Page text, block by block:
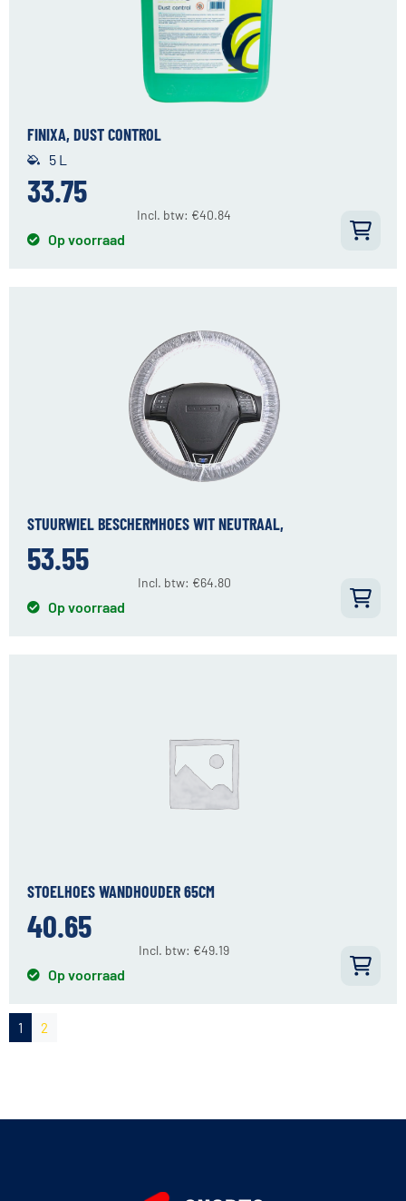
FINIXA, DUST CONTROL
5 L
33.75
Incl. btw: €40.84
Op voorraad
STUURWIEL BESCHERMHOES WIT NEUTRAAL,
53.55
Incl. btw: €64.80
Op voorraad
STOELHOES WANDHOUDER 65CM
40.65
Incl. btw: €49.19
Op voorraad
1 2